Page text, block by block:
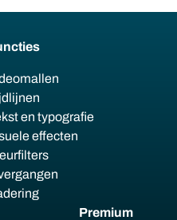
en typografie
effecten
Premium